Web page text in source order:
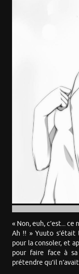
« Non, euh, c’est... ce
Ah !! » Yuuto
pour la consoler, et
pour faire face à
prétendre qu’il